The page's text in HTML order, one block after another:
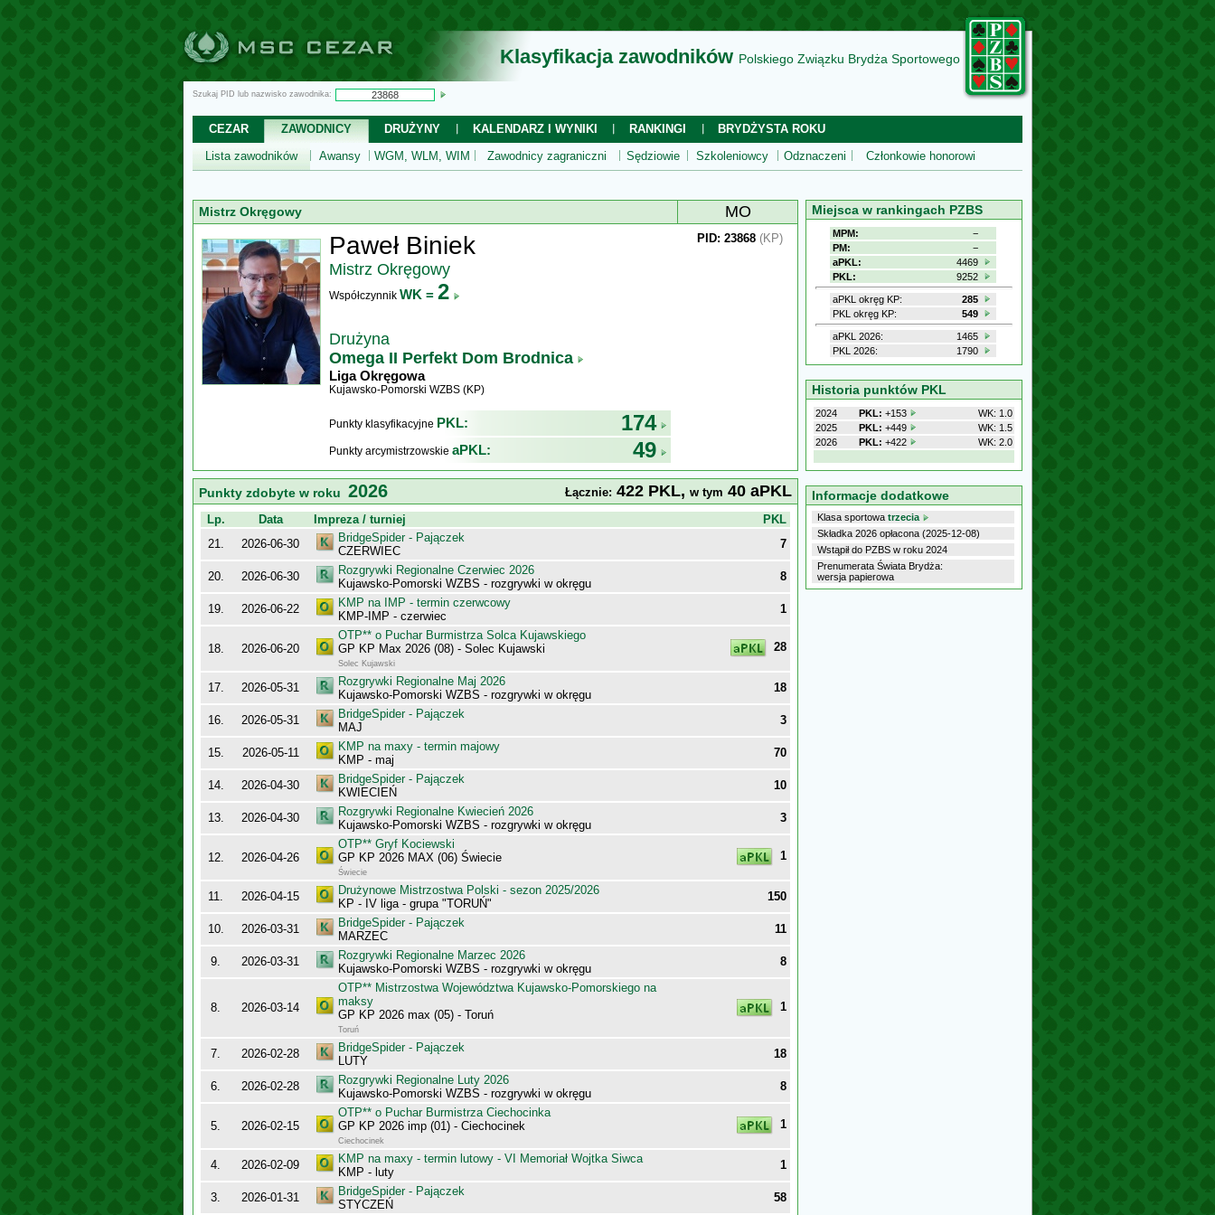
Klasyfikacja zawodników Polskiego Związku Brydża Sportowego
Szukaj PID lub nazwisko zawodnika:
CEZAR ZAWODNICY DRUŻYNY KALENDARZ I WYNIKI RANKINGI
BRYDŻYSTA ROKU
Lista zawodników
Awansy WGM, WLM, WIM Zawodnicy zagraniczni Sędziowie Szkoleniowcy Odznaczeni Członkowie honorowi
Mistrz Okręgowy MO
Paweł Biniek
Mistrz Okręgowy
Współczynnik WK = 2
Drużyna
Omega II Perfekt Dom Brodnica
Liga Okręgowa
Kujawsko-Pomorski WZBS (KP)
Punkty klasyfikacyjne PKL: 174
Punkty arcymistrzowskie aPKL: 49
PID: 23868 (KP)
Punkty zdobyte w roku 2026 Łącznie: 422 PKL, w tym 40 aPKL
Lp. Data Impreza / turniej
PKL
21.
2026-06-30
BridgeSpider - Pajączek
CZERWIEC
7
20. 2026-06-30
Rozgrywki Regionalne Czerwiec 2026
Kujawsko-Pomorski WZBS - rozgrywki w okręgu
8
19. 2026-06-22
KMP na IMP - termin czerwcowy
KMP-IMP - czerwiec
1
18. 2026-06-20
OTP** o Puchar Burmistrza Solca Kujawskiego
GP KP Max 2026 (08) - Solec Kujawski
Solec Kujawski
28
17. 2026-05-31
Rozgrywki Regionalne Maj 2026
Kujawsko-Pomorski WZBS - rozgrywki w okręgu
18
16. 2026-05-31
BridgeSpider - Pajączek
MAJ
3
15. 2026-05-11
KMP na maxy - termin majowy
KMP - maj
70
14. 2026-04-30
BridgeSpider - Pajączek
KWIECIEŃ
10
13. 2026-04-30
Rozgrywki Regionalne Kwiecień 2026
Kujawsko-Pomorski WZBS - rozgrywki w okręgu
3
12. 2026-04-26
OTP** Gryf Kociewski
GP KP 2026 MAX (06) Świecie
Świecie
1
11. 2026-04-15
Drużynowe Mistrzostwa Polski - sezon 2025/2026
KP - IV liga - grupa "TORUŃ"
150
10. 2026-03-31
BridgeSpider - Pajączek
MARZEC
11
9. 2026-03-31
Rozgrywki Regionalne Marzec 2026
Kujawsko-Pomorski WZBS - rozgrywki w okręgu
8
8. 2026-03-14
OTP** Mistrzostwa Województwa Kujawsko-Pomorskiego na
maksy
GP KP 2026 max (05) - Toruń
Toruń
1
7. 2026-02-28
BridgeSpider - Pajączek
LUTY
18
6. 2026-02-28
Rozgrywki Regionalne Luty 2026
Kujawsko-Pomorski WZBS - rozgrywki w okręgu
8
5. 2026-02-15
OTP** o Puchar Burmistrza Ciechocinka
GP KP 2026 imp (01) - Ciechocinek
Ciechocinek
1
4. 2026-02-09
KMP na maxy - termin lutowy - VI Memoriał Wojtka Siwca
KMP - luty
1
3. 2026-01-31
BridgeSpider - Pajączek
STYCZEŃ
58
Miejsca w rankingach PZBS
MPM:
−
PM:
−
aPKL:
4469
PKL:
9252
aPKL okręg KP:
285
PKL okręg KP:
549
aPKL 2026:
1465
PKL 2026:
1790
Historia punktów PKL
2024 PKL: +153
WK: 1.0
2025
PKL: +449
WK: 1.5
2026
PKL: +422 WK: 2.0
Informacje dodatkowe
Klasa sportowa trzecia
Składka 2026 opłacona (2025-12-08)
Wstąpił do PZBS w roku 2024
Prenumerata Świata Brydża:
wersja papierowa